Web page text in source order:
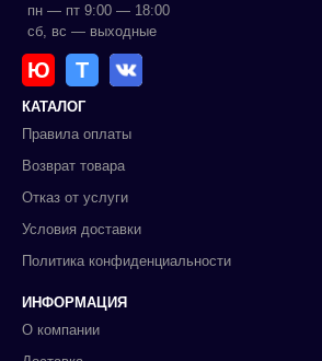
пн — пт 9:00 — 18:00
сб, вс — выходные
Ю Т
КАТАЛОГ
Правила оплаты
Возврат товара
Отказ от услуги
Условия доставки
Политика конфиденциальности
ИНФОРМАЦИЯ
О компании